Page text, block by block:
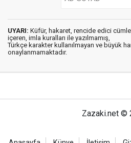
UYARI: Küfür, hakaret, rencide edici
içeren, imla kuralları ile yazılmamış,
Türkçe karakter kullanılmayan ve büyük
onaylanmamaktadır.
Zazaki.net ©